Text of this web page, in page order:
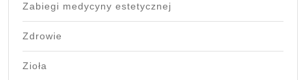
Zabiegi medycyny estetycznej
Zdrowie
Zioła